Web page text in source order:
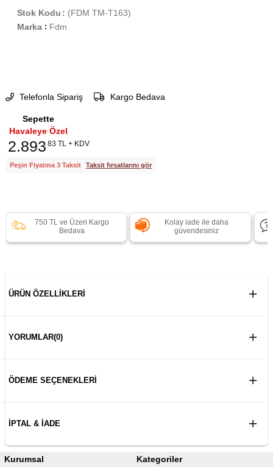
(FDM TM-T163)
Stok Kodu
Marka : Fdm
Telefonla Sipariş Kargo Bedava
Sepette
Havaleye Özel
2.893 83 TL + KDV
Peşin Fiyatına 3 Taksit Taksit fırsatlarını gör
750 TL ve Üzeri Kargo
Bedava
Kolay iade ile daha
güvendesiniz
ÜRÜN ÖZELLIKLERI
YORUMLAR(0)
ÖDEME SEÇENEKLERI
İPTAL & İADE
Kurumsal Kategoriler